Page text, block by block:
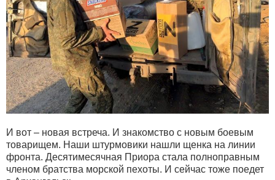
И вот – новая встреча. И знакомство с новым боевым
товарищем. Наши штурмовики нашли щенка на линии
фронта. Десятимесячная Приора стала полноправным
членом братства морской пехоты. И сейчас тоже поедет